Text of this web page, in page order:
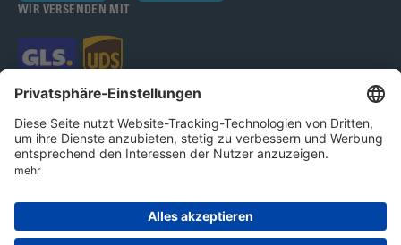
WIR VERSENDEN MIT
Bohle AG 2026
Impressum